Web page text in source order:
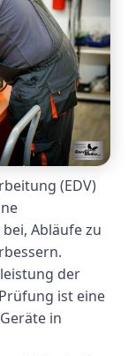
(EDV)
Abläufe zu
der
ist eine
in